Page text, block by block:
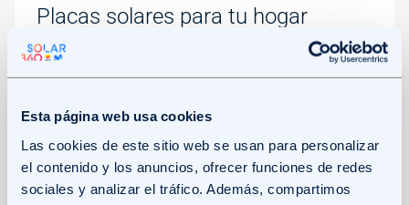
Esta página web usa cookies
Las cookies de este sitio web se usan para personalizar
el contenido y los anuncios, ofrecer funciones de redes
sociales y analizar el tráfico. Además, compartimos
Placas solares para tu hogar
Si quieres generar tu propia energía, instalaremos
paneles solares en tu tejado. Así, podrás
compensación por la que te sobre.
Servicio de mantenimiento
Posibilidad de financiación
Un Experto Solar a tu lado cuando lo necesites